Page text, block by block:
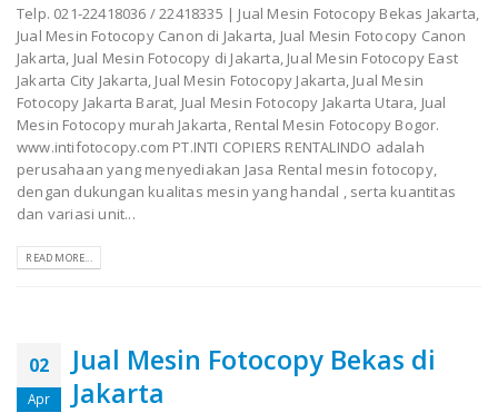
Telp. 021-22418036 / 22418335 | Jual Mesin Fotocopy Bekas Jakarta,
Jual Mesin Fotocopy Canon di Jakarta, Jual Mesin Fotocopy Canon
Jakarta, Jual Mesin Fotocopy di Jakarta, Jual Mesin Fotocopy East
Jakarta City Jakarta, Jual Mesin Fotocopy Jakarta, Jual Mesin
Fotocopy Jakarta Barat, Jual Mesin Fotocopy Jakarta Utara, Jual
Mesin Fotocopy murah Jakarta, Rental Mesin Fotocopy Bogor.
www.intifotocopy.com PT.INTI COPIERS RENTALINDO adalah
perusahaan yang menyediakan Jasa Rental mesin fotocopy,
dengan dukungan kualitas mesin yang handal , serta kuantitas
dan variasi unit...
READ MORE...
02
Apr
Jual Mesin Fotocopy Bekas di
Jakarta